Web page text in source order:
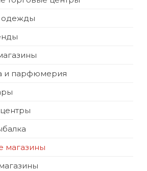
одежды
и парфюмерия
магазины